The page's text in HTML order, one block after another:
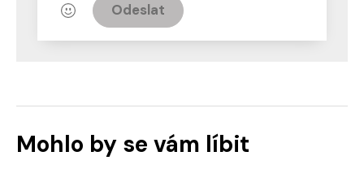
Odeslat
Mohlo by se vám líbit